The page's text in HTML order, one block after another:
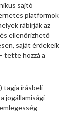
sajtó
platformok
rábírják az
ellenőrizhető
saját érdekeik
tette hozzá a
tagja írásbeli
jogállamisági